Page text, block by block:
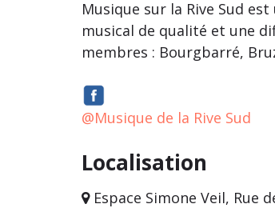
Musique sur la Rive Sud
musical de qualité et une
membres : Bourgbarré,
@Musique de la Rive Sud
Localisation
Espace Simone Veil, Rue